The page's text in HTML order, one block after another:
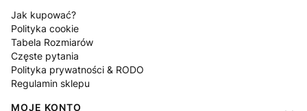
Jak kupować?
Polityka cookie
Tabela Rozmiarów
Częste pytania
Polityka prywatności & RODO
Regulamin sklepu
MOJE KONTO